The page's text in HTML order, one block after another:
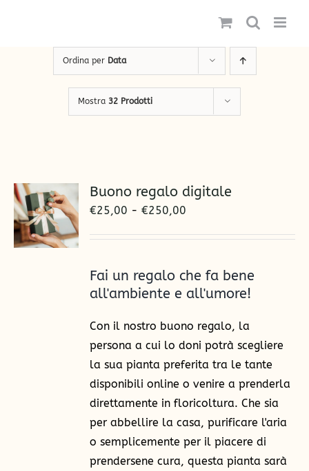
Ordina per Data
Mostra 32 Prodotti
Buono regalo digitale
€25,00 - €250,00
da
€25,00
€250,00
Fai un regalo che fa bene
all'ambiente e all'umore!
Con il nostro buono regalo, la
persona a cui lo doni potrà scegliere
la sua pianta preferita tra le tante
disponibili online o venire a prenderla
direttamente in floricoltura. Che sia
per abbellire la casa, purificare l'aria
o semplicemente per il piacere di
prendersene cura, questa pianta sarà